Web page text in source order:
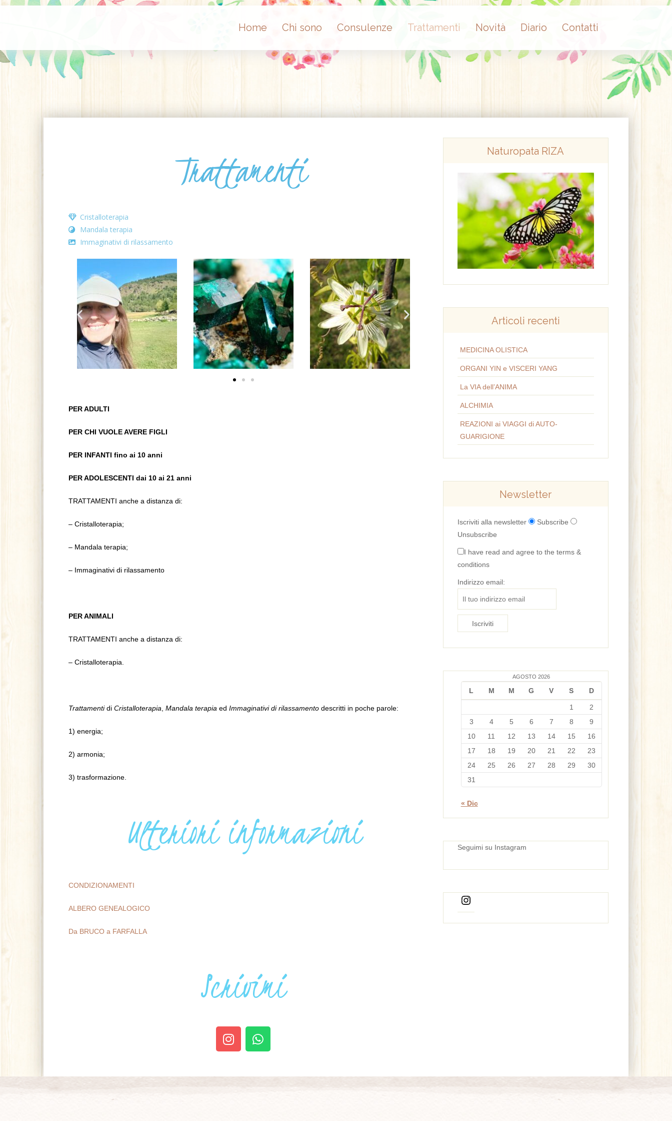
Home Chi sono Consulenze Trattamenti Novità Diario Contatti
Trattamenti
Cristalloterapia
Mandala terapia
Immaginativi di rilassamento
PER ADULTI
PER CHI VUOLE AVERE FIGLI
PER INFANTI fino ai 10 anni
PER ADOLESCENTI dai 10 ai 21 anni
TRATTAMENTI anche a distanza di:
– Cristalloterapia;
– Mandala terapia;
– Immaginativi di rilassamento
PER ANIMALI
TRATTAMENTI anche a distanza di:
– Cristalloterapia.
Trattamentidi Cristalloterapia Mandala terapia ed Immaginativi di rilassamento descritti in poche parole:
1) energia;
2) armonia;
3) trasformazione.
Ulteriori informazioni
CONDIZIONAMENTI
ALBERO GENEALOGICO
Da BRUCO a FARFALLA
Scrivimi
Naturopata RIZA
Articoli recenti
MEDICINA OLISTICA
ORGANI YIN e VISCERI YANG
La VIA dell’ANIMA
ALCHIMIA
REAZIONI ai VIAGGI di AUTO-
GUARIGIONE
Newsletter
Iscriviti alla newsletter
Subscribe
Unsubscribe
I have read and agree to the terms &
conditions
Indirizzo email:
AGOSTO 2026
L M M G V S D
1
2
3
4 5 6 7 8
9
10
11 12 13 14 15
16
17
18 19 20 21 22
23
24
25 26 27 28 29
30
31
« Dic
Seguimi su Instagram